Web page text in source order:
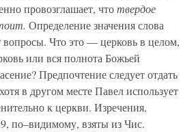
провозглашает, чтотвердое
Определение значения слова
вопросы. Что это — церковь в целом,
или вся полнота Божьей
Предпочтение следует отдать
в другом месте Павел использует
к церкви. Изречения,
по–видимому, взяты из Чис.